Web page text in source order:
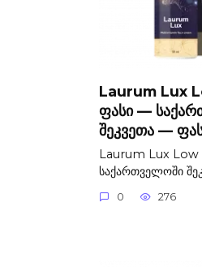
Laurum Lux
ფასი —
შეკვეთა —
Laurum Lux
საქართველოში
0 276